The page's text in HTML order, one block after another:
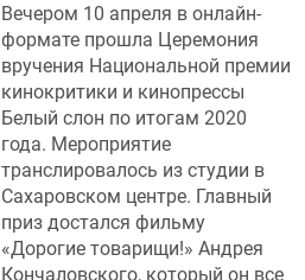
Вечером 10 апреля в онлайн-
формате прошла Церемония
вручения Национальной премии
кинокритики и кинопрессы
Белый слон по итогам 2020
года. Мероприятие
транслировалось из студии в
Сахаровском центре. Главный
приз достался фильму
«Дорогие товарищи!» Андрея
Кончаловского, который он все